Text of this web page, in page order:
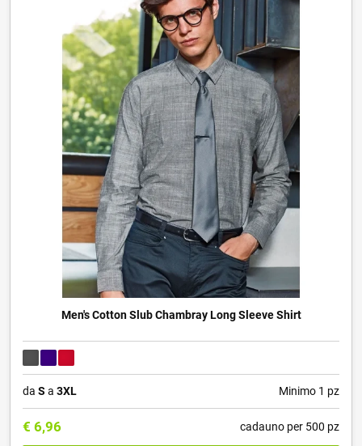
Men's Cotton Slub Chambray Long Sleeve Shirt
da S a 3XL Minimo 1 pz
€ 6,96 cadauno per 500 pz